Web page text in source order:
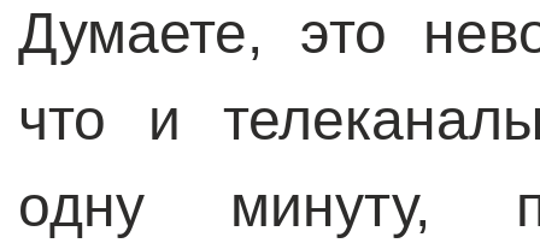
Думаете, это
что и
одну минуту,